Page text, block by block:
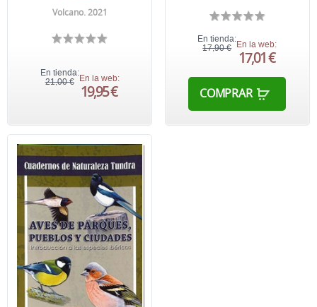
Volcano. 2021
En tienda:
21,00 € En la web:
19,95 €
En tienda:
17,90 €
En la web:
17,01 €
COMPRAR